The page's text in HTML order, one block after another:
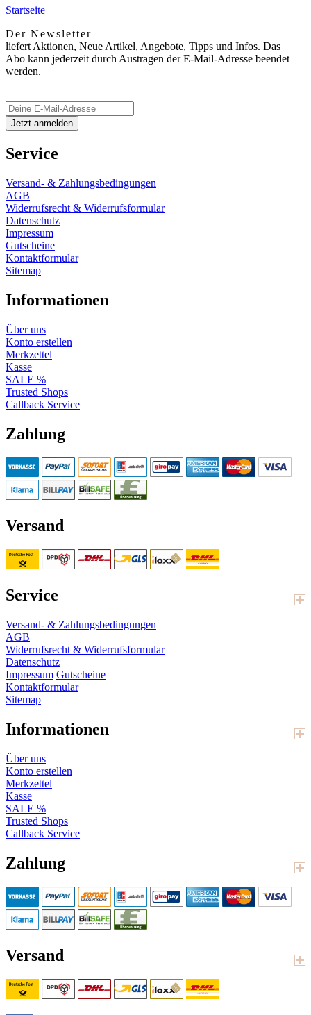
Startseite
Der Newsletter
liefert Aktionen, Neue Artikel, Angebote, Tipps und Infos. Das
Abo kann jederzeit durch Austragen der E-Mail-Adresse beendet
werden.
Service
Versand- & Zahlungsbedingungen
AGB
Widerrufsrecht & Widerrufsformular
Datenschutz
Impressum
Gutscheine
Kontaktformular
Sitemap
Informationen
Über uns
Konto erstellen
Merkzettel
Kasse
SALE %
Trusted Shops
Callback Service
Zahlung
Versand
Service
Versand- & Zahlungsbedingungen
AGB
Widerrufsrecht & Widerrufsformular
Datenschutz
Impressum Gutscheine
Kontaktformular
Sitemap
Informationen
Über uns
Konto erstellen
Merkzettel
Kasse
SALE %
Trusted Shops
Callback Service
Zahlung
Versand